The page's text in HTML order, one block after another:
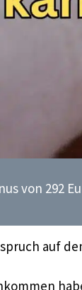
von 292
auf